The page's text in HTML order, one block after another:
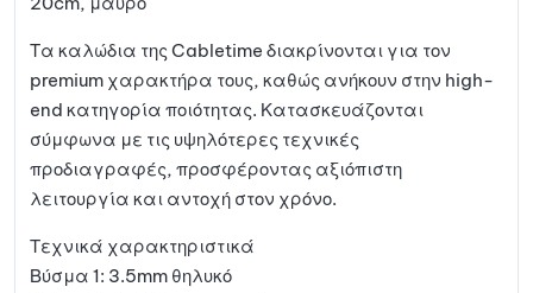
μένων
Τα καλώδια της Cabletime διακρίνονται για τον
premium χαρακτήρα τους, καθώς ανήκουν στην high-
end κατηγορία ποιότητας. Κατασκευάζονται
σύμφωνα με τις υψηλότερες τεχνικές
προδιαγραφές, προσφέροντας αξιόπιστη
λειτουργία και αντοχή στον χρόνο.
Τεχνικά χαρακτηριστικά
Βύσμα 1: 3.5mm θηλυκό